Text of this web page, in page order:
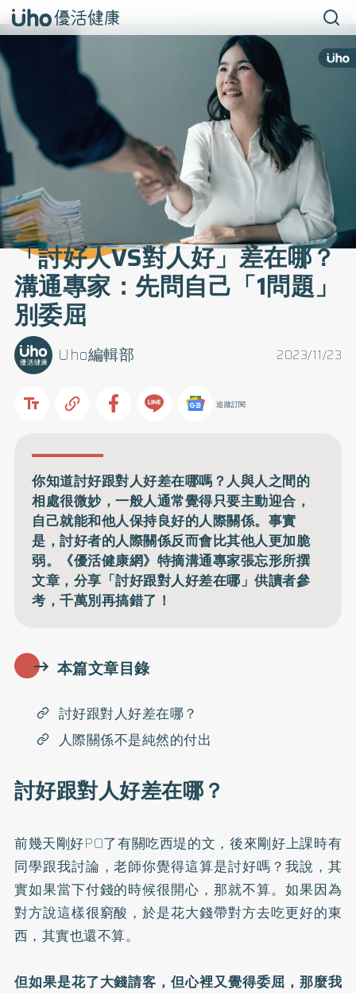
「討好人VS對人好」差在哪？
溝通專家：先問自己「1問題」
別委屈
2023/11/23
Uho編輯部
追蹤訂閱
你知道討好跟對人好差在哪嗎？人與人之間的
相處很微妙，一般人通常覺得只要主動迎合，
自己就能和他人保持良好的人際關係。事實
是，討好者的人際關係反而會比其他人更加脆
弱。《優活健康網》特摘溝通專家張忘形所撰
文章，分享「討好跟對人好差在哪」供讀者參
考，千萬別再搞錯了！
本篇文章目錄
討好跟對人好差在哪？
人際關係不是純然的付出
討好跟對人好差在哪？
前幾天剛好PO了有關吃西堤的文，後來剛好上課時有
同學跟我討論，老師你覺得這算是討好嗎？我說，其
實如果當下付錢的時候很開心，那就不算。如果因為
對方說這樣很窮酸，於是花大錢帶對方去吃更好的東
西，其實也還不算。
但如果是花了大錢請客，但心裡又覺得委屈，那麼我